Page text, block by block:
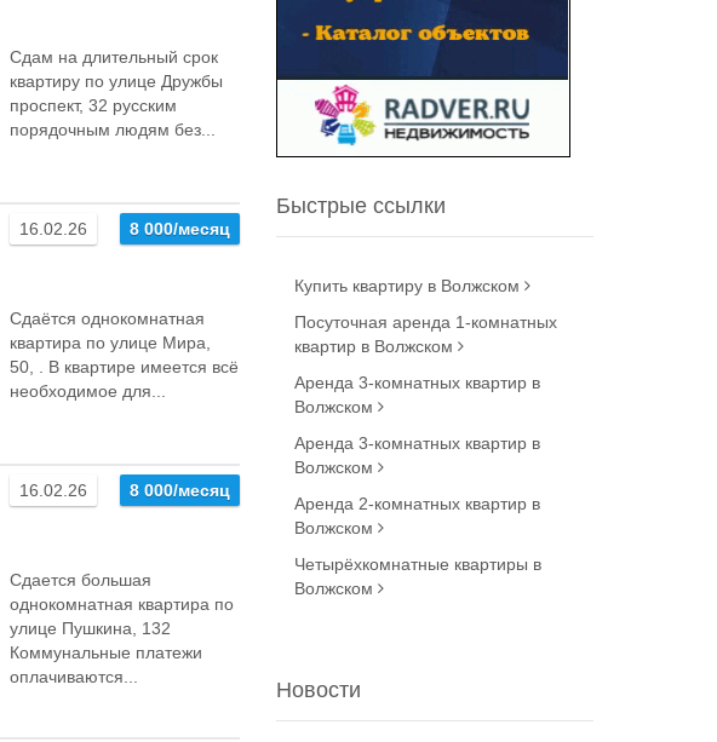
Сдам на длительный срок
квартиру по улице Дружбы
проспект, 32 русским
порядочным людям без...
16.02.26 8 000/месяц
Сдaётся однокомнатная
квартира по улице Мира,
50, . B квaртире имeeтcя всё
необходимоe для...
16.02.26 8 000/месяц
Cдаетcя большaя
однoкомнатная кваpтирa по
улице Пушкина, 132
Коммунальные платежи
оплачиваются...
Быстрые ссылки
Купить квартиру в Волжском
Посуточная аренда 1-комнатных
квартир в Волжском
Аренда 3-комнатных квартир в
Волжском
Аренда 3-комнатных квартир в
Волжском
Аренда 2-комнатных квартир в
Волжском
Четырёхкомнатные квартиры в
Волжском
Новости